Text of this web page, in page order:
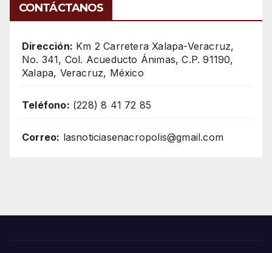
CONTÁCTANOS
Dirección: Km 2 Carretera Xalapa-Veracruz,
No. 341, Col. Acueducto Ánimas, C.P. 91190,
Xalapa, Veracruz, México
Teléfono: (228) 8 41 72 85
Correo: lasnoticiasenacropolis@gmail.com